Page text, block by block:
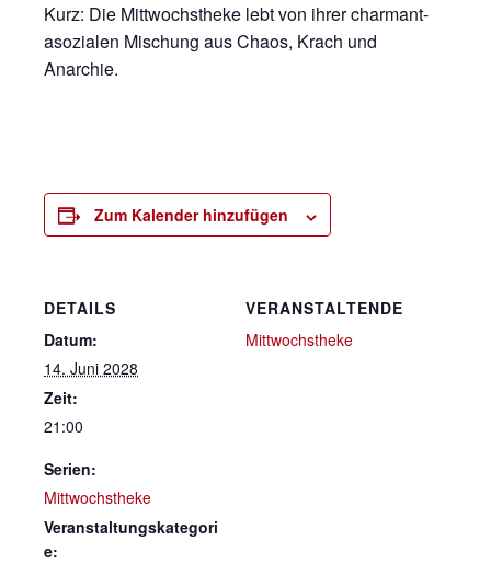
Kurz: Die Mittwochstheke lebt von ihrer charmant-
asozialen Mischung aus Chaos, Krach und
Anarchie.
Zum Kalender hinzufügen
DETAILS
Datum:
14. Juni 2028
Zeit:
21:00
Serien:
Mittwochstheke
Veranstaltungskategori
e:
VERANSTALTENDE
Mittwochstheke